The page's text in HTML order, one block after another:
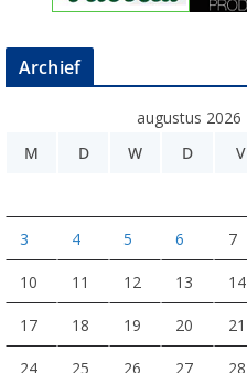
Archief
augustus 2026
M
D W D V
3 4 5 6 7
10 11 12 13 14
17 18 19 20 21
24 25 26 27 28